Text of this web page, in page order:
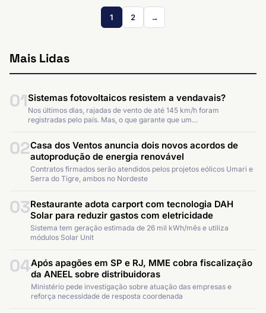
1 2 →
Mais Lidas
01Sistemas fotovoltaicos resistem a vendavais?
Nos últimos dias, rajadas de vento de até 145 km/h foram
registradas pelo país. Mas, o que garante que um…
02Casa dos Ventos anuncia dois novos acordos de
autoprodução de energia renovável
Contratos firmados serão atendidos pelos projetos eólicos Umari e
Serra do Tigre, ambos no Nordeste
03Restaurante adota carport com tecnologia DAH
Solar para reduzir gastos com eletricidade
Sistema tem geração estimada de 26 mil kWh/mês e utiliza
módulos Solar Unit
04Após apagões em SP e RJ, MME cobra fiscalização
da ANEEL sobre distribuidoras
Ministério pede investigação sobre atuação das empresas e
reforça necessidade de resposta coordenada